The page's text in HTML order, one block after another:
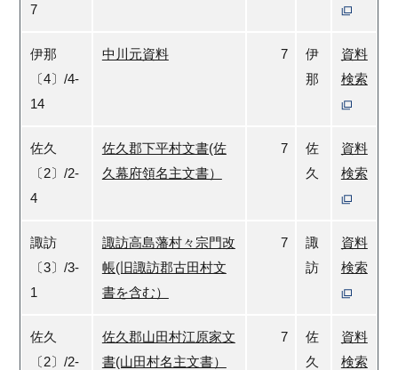
7
伊那
〔4〕/4-
14
中川元資料 7
伊
那
資料
検索
佐久
〔2〕/2-
4
佐久郡下平村文書(佐
久幕府領名主文書）
7
佐
久
資料
検索
諏訪
〔3〕/3-
1
諏訪高島藩村々宗門改
帳(旧諏訪郡古田村文
書を含む）
7
諏
訪
資料
検索
佐久
〔2〕/2-
佐久郡山田村江原家文
書(山田村名主文書）
7
佐
久
資料
検索